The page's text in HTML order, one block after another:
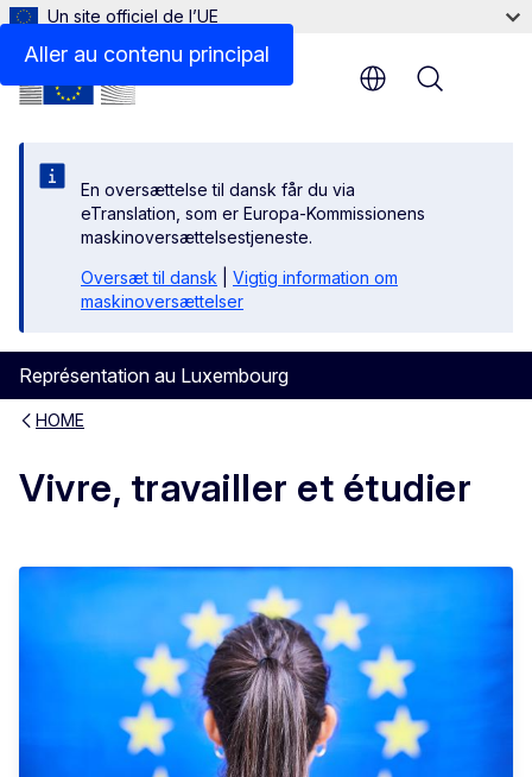
Aller au contenu principal
Un site officiel de l’UE
En oversættelse til dansk får du via
eTranslation, som er Europa-Kommissionens
maskinoversættelsestjeneste.
Oversæt til dansk
Vigtig information om
maskinoversættelser
Représentation au Luxembourg
Menu
HOME
Vivre, travailler et étudier